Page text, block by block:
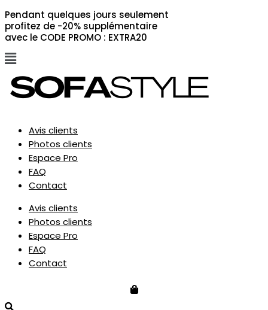
au
contenu
Pendant quelques jours seulement
profitez de -20% supplémentaire
avec le CODE PROMO : EXTRA20
Flyout
Menu
Avis clients
Photos clients
Espace Pro
FAQ
Contact
Avis clients
Photos clients
Espace Pro
FAQ
Contact
0